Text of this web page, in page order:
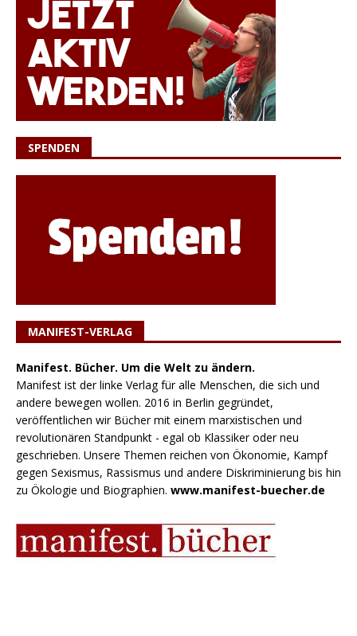
SPENDEN
MANIFEST-VERLAG
Manifest. Bücher. Um die Welt zu ändern.
Manifest ist der linke Verlag für alle Menschen, die sich und
andere bewegen wollen. 2016 in Berlin gegründet,
veröffentlichen wir Bücher mit einem marxistischen und
revolutionären Standpunkt - egal ob Klassiker oder neu
geschrieben. Unsere Themen reichen von Ökonomie, Kampf
gegen Sexismus, Rassismus und andere Diskriminierung bis hin
zu Ökologie und Biographien. www.manifest-buecher.de